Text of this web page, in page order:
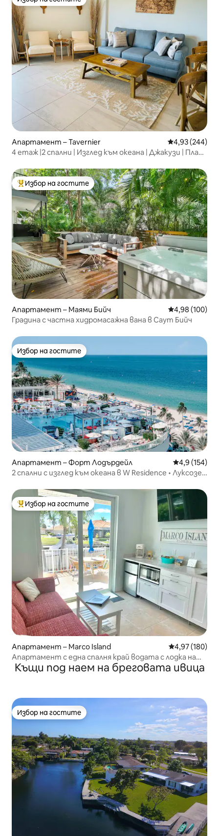
Избор на гостите
Апартамент – Tavernier Средна
4,93 (244)
4 етаж |2 спални | Изглед към океана | Джакузи | Плаж |
Най-популярен избор на гостите
Избор на гостите
Апартамент – Маями Бийч Средна
4,98 (100)
Градина с частна хидромасажна вана в Саут Бийч
Избор на гостите
Избор на гостите
Апартамент – Форт Лодърдейл Средна
4,9 (154)
2 спални с изглед към океана в W Residence • Луксозен
Най-популярен избор на гостите
Избор на гостите
Апартамент – Marco Island Средна
4,97 (180)
Апартамент с една спалня край водата с лодка на
кея
Къщи под наем на бреговата ивица
Избор на гостите
Избор на гостите